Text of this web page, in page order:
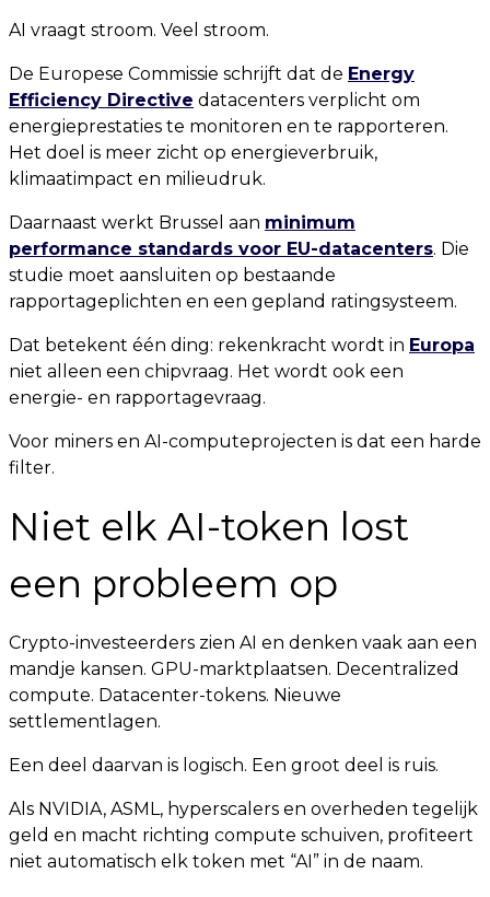
AI vraagt stroom. Veel stroom.
De Europese Commissie schrijft dat de Energy
Efficiency Directive datacenters verplicht om
energieprestaties te monitoren en te rapporteren.
Het doel is meer zicht op energieverbruik,
klimaatimpact en milieudruk.
Daarnaast werkt Brussel aan minimum
performance standards voor EU-datacenters. Die
studie moet aansluiten op bestaande
rapportageplichten en een gepland ratingsysteem.
Dat betekent één ding: rekenkracht wordt in Europa
niet alleen een chipvraag. Het wordt ook een
energie- en rapportagevraag.
Voor miners en AI-computeprojecten is dat een harde
filter.
Niet elk AI-token lost
een probleem op
Crypto-investeerders zien AI en denken vaak aan een
mandje kansen. GPU-marktplaatsen. Decentralized
compute. Datacenter-tokens. Nieuwe
settlementlagen.
Een deel daarvan is logisch. Een groot deel is ruis.
Als NVIDIA, ASML, hyperscalers en overheden tegelijk
geld en macht richting compute schuiven, profiteert
niet automatisch elk token met “AI” in de naam.